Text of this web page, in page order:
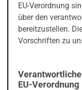
EU-Verordnung
über den
bereitzustellen.
Vorschriften zu
EU-Verordnung